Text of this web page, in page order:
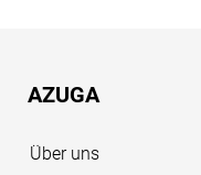
AZUGA
Über uns